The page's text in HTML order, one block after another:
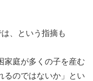
、という指摘も
家庭が多くの子を産む
るのではないか」とい